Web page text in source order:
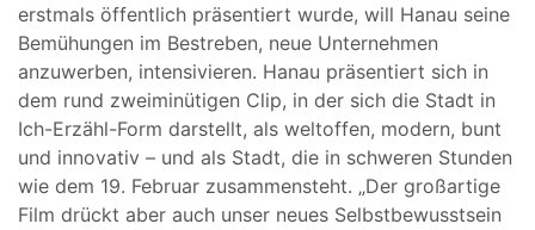
erstmals öffentlich präsentiert wurde, will Hanau seine
Bemühungen im Bestreben, neue Unternehmen
anzuwerben, intensivieren. Hanau präsentiert sich in
dem rund zweiminütigen Clip, in der sich die Stadt in
Ich-Erzähl-Form darstellt, als weltoffen, modern, bunt
und innovativ – und als Stadt, die in schweren Stunden
wie dem 19. Februar zusammensteht. „Der großartige
Film drückt aber auch unser neues Selbstbewusstsein